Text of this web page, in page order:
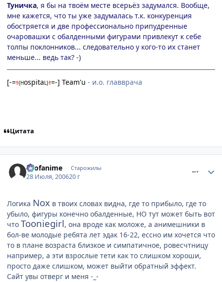
Туничка, я бы на твоём месте всерьёз задумался. Вообще,
мне кажется, что ты уже задумалась т.к. конкуренция
обостряется и две профессионально припудренные
очаровашки с обалденными фигурами привлекут к себе
толпы поклонников... следовательно у кого-то их станет
меньше... ведь так? -)
[-=†{HospitaL}†=-] Team'u - и.о. главврача
Цитата
allofanime Старожилы
28 Июля, 200620 г
Логика Nox в твоих словах видна, где то прибыло, где то
убыло, фигуры конечно обалденные, НО тут может быть вот
что Tooniegirl, она вроде как моложе, а анимешники в
бол-ве молодые ребята лет эдак 16-22, ессно им хочется что
то в плане возраста близкое и симпатичное, ровесчтницу
например, а эти взрослые тети как то слишком хороши,
просто даже слишком, может выйти обратный эффект.
Сайт увы отверг и меня -_-